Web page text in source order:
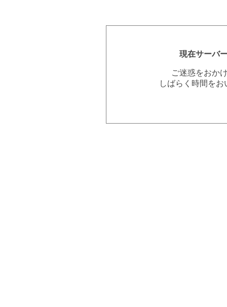
現在サーバ
ご迷惑をおか
しばらく時間を